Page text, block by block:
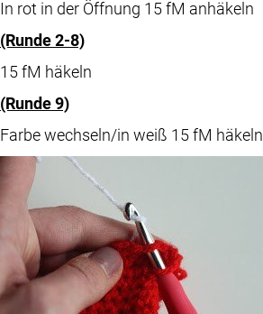
In rot in der Öffnung 15 fM anhäkeln
(Runde 2-8)
15 fM häkeln
(Runde 9)
Farbe wechseln/in weiß 15 fM häkeln